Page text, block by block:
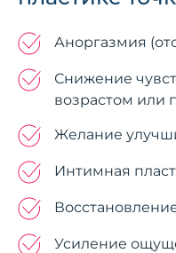
Аноргазмия
Снижение
возрастом или
Желание
Интимная
Усиление